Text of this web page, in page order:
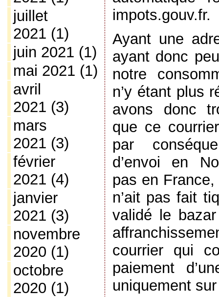
juillet
2021 (1)
juin 2021 (1)
mai 2021 (1)
avril
2021 (3)
mars
2021 (3)
février
2021 (4)
janvier
2021 (3)
novembre
2020 (1)
octobre
2020 (1)
impots.gouv.fr.
Ayant une
ayant donc
notre
n’y étant plus
avons donc
que ce
par
d’envoi en
pas en
n’ait pas fait
validé le
courrier qui
paiement
uniquement